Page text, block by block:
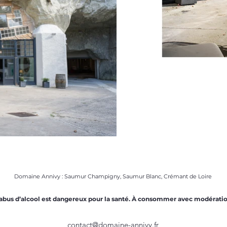
Domaine Annivy : Saumur Champigny, Saumur Blanc, Crémant de Loire
d’alcool est dangereux pour la santé. À consommer avec
contact@domaine-annivy.fr